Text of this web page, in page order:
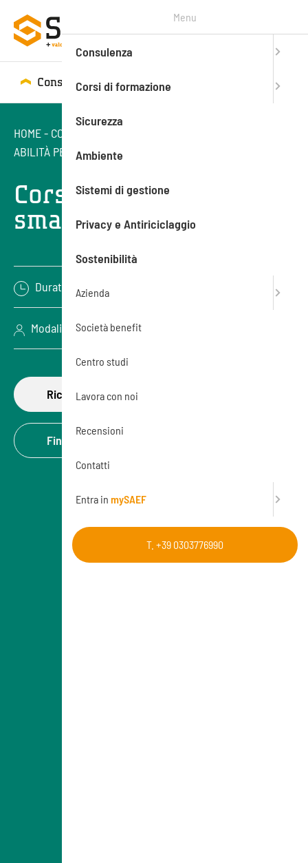
Consulenza Corsi di formazione
HOME- CORSI DI FORMAZIONE
ABILITÀ PERSONALI-CORSO PER COLLABORATORI SMART
Corso per collaboratori
smart
Durata: 8 ore
Modalità: Aula (In presenza)
Richiedi di partecipare
Finanzia la formazione
Menu
Consulenza
Corsi di formazione
Sicurezza
Ambiente
Sistemi di gestione
Privacy e Antiriciclaggio
Sostenibilità
Azienda
Società benefit
Centro studi
Lavora con noi
Recensioni
Contatti
Entra in mySAEF
T. +39 0303776990